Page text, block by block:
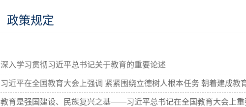
政策规定
深入学习贯彻习近平总书记关于教育的重要论述
习近平在全国教育大会上强调 紧紧围绕立德树人根本任务 朝着建成教
教育是强国建设、民族复兴之基——习近平总书记在全国教育大会上重